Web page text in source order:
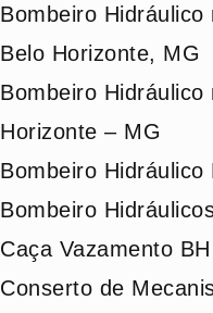
Bombeiro
Belo Horizonte, MG
Bombeiro
Horizonte – MG
Bombeiro Hidráulico
Bombeiro
Caça Vazamento BH
Conserto de